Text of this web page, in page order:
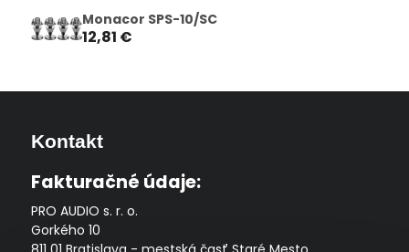
Monacor SPS-10/SC
12,81 €
Kontakt
Fakturačné údaje:
PRO AUDIO s. r. o.
Gorkého 10